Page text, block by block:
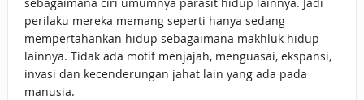
perilaku mereka memang seperti hanya sedang
mempertahankan hidup sebagaimana makhluk hidup
lainnya. Tidak ada motif menjajah, menguasai, ekspansi,
invasi dan kecenderungan jahat lain yang ada pada
manusia.